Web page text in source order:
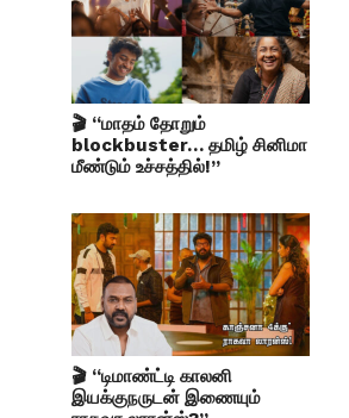
🎬 “மாதம் தோறும்
blockbuster… தமிழ் சினிமா
மீண்டும் உச்சத்தில்!”
🎬 “டிமாண்ட்டி காலனி
இயக்குநருடன் இணையும்